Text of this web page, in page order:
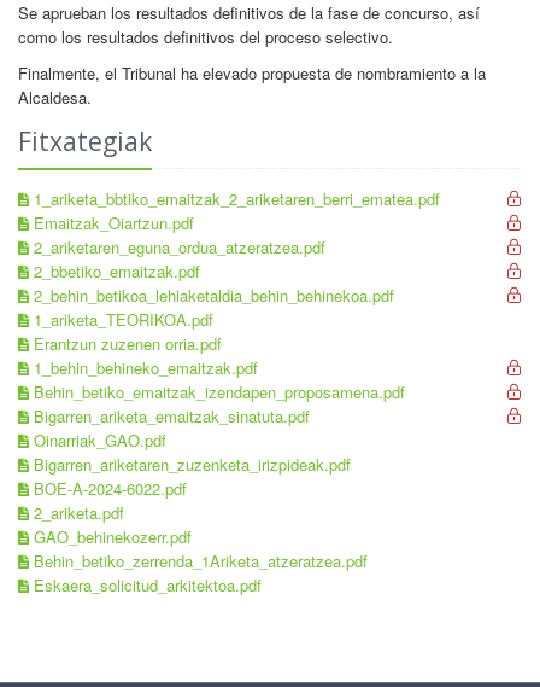
Se aprueban los resultados definitivos de la fase de concurso, así
como los resultados definitivos del proceso selectivo.
Finalmente, el Tribunal ha elevado propuesta de nombramiento a la
Alcaldesa.
Fitxategiak
1_ariketa_bbtiko_emaitzak_2_ariketaren_berri_ematea.pdf
Emaitzak_Oiartzun.pdf
2_ariketaren_eguna_ordua_atzeratzea.pdf
2_bbetiko_emaitzak.pdf
2_behin_betikoa_lehiaketaldia_behin_behinekoa.pdf
1_ariketa_TEORIKOA.pdf
Erantzun zuzenen orria.pdf
1_behin_behineko_emaitzak.pdf
Behin_betiko_emaitzak_izendapen_proposamena.pdf
Bigarren_ariketa_emaitzak_sinatuta.pdf
Oinarriak_GAO.pdf
Bigarren_ariketaren_zuzenketa_irizpideak.pdf
BOE-A-2024-6022.pdf
2_ariketa.pdf
GAO_behinekozerr.pdf
Behin_betiko_zerrenda_1Ariketa_atzeratzea.pdf
Eskaera_solicitud_arkitektoa.pdf